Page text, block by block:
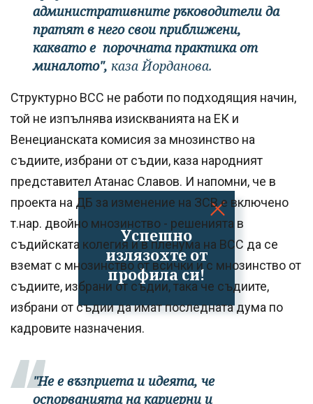
Успешно
излязохте от
профила си!
административните ръководители да
пратят в него свои приближени,
каквато е порочната практика от
миналото", каза Йорданова.
Структурно ВСС не работи по подходящия начин,
той не изпълнява изискванията на ЕК и
Венецианската комисия за мнозинство на
съдиите, избрани от съдии, каза народният
представител Атанас Славов. И напомни, че в
проекта на ДБ за изменение на ЗСВ е включено
т.нар. двойно мнозинство - решенията в
съдийската колегия и в пленума на ВСС да се
вземат с мнозинство от всички и с мнозинство от
съдиите, избрани от съдии, така че съдиите,
избрани от съдии да имат последната дума по
кадровите назначения.
"Не е възприета и идеята, че
оспорванията на кариерни и